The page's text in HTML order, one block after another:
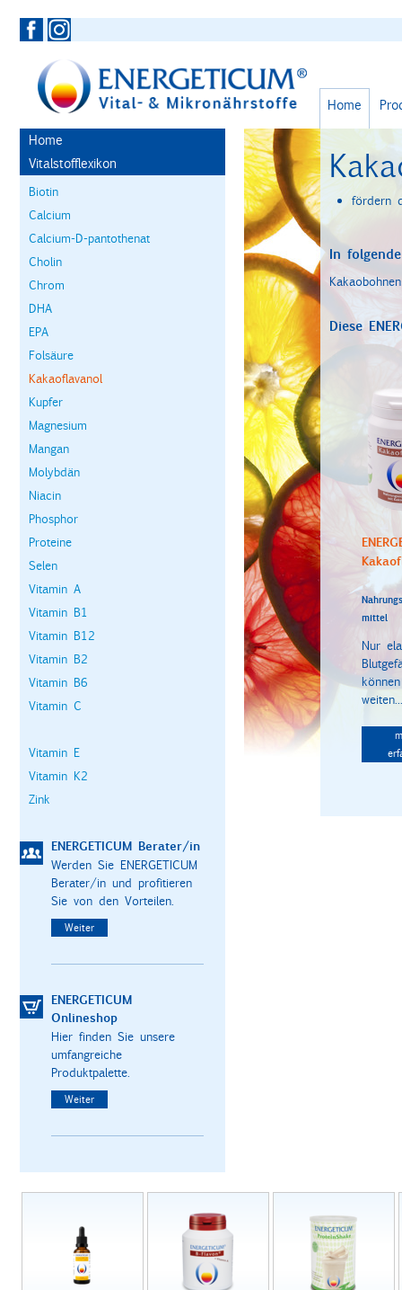
Home
Home
Vitalstofflexikon
Biotin
Calcium
Calcium-D-pantothenat
Cholin
Chrom
DHA
EPA
Folsäure
Kakaoflavanol
Kupfer
Magnesium
Mangan
Molybdän
Niacin
Phosphor
Proteine
Selen
Vitamin A
Vitamin B1
Vitamin B12
Vitamin B2
Vitamin B6
Vitamin C
Vitamin E
Vitamin K2
Zink
ENERGETICUM Berater/in
Werden Sie ENERGETICUM
Berater/in und profitieren
Sie von den Vorteilen.
Weiter
ENERGETICUM
Onlineshop
Hier finden Sie unsere
umfangreiche
Produktpalette.
Weiter
fördern
In
Kakaobohnen
Diese
mittel
Nur
weiten...